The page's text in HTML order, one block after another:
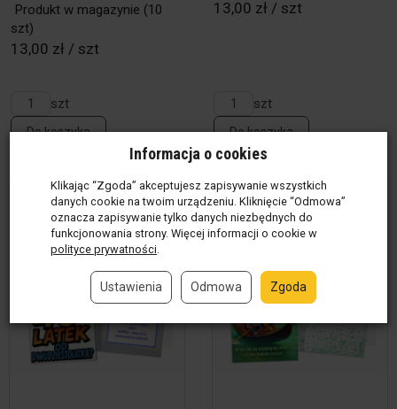
Produkt w magazynie (10
szt)
13,00 zł / szt
szt
Do koszyka
13,00 zł / szt
szt
Do koszyka
Informacja o cookies
Klikając “Zgoda” akceptujesz zapisywanie wszystkich
danych cookie na twoim urządzeniu. Kliknięcie “Odmowa”
oznacza zapisywanie tylko danych niezbędnych do
funkcjonowania strony. Więcej informacji o cookie w
polityce prywatności
Ustawienia Odmowa Zgoda